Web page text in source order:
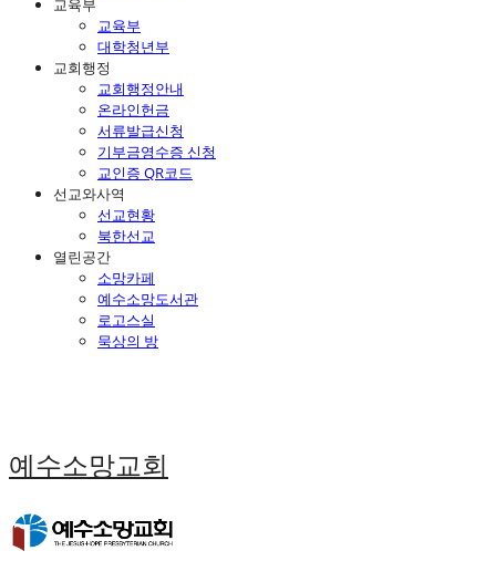
교육부
대학청년부
교회행정
교회행정안내
온라인헌금
서류발급신청
기부금영수증 신청
교인증 QR코드
선교와사역
선교현황
북한선교
열린공간
소망카페
예수소망도서관
로고스실
묵상의 방
예수소망교회